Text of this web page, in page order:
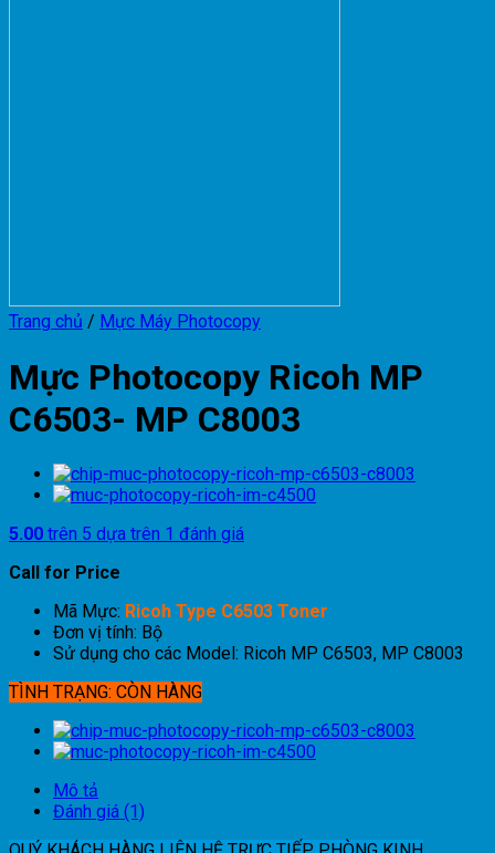
Trang chủ / Mực Máy Photocopy
Mực Photocopy Ricoh MP
C6503- MP C8003
5.00 trên 5 dựa trên 1 đánh giá
Call for Price
Mã Mực: Ricoh Type C6503 Toner
Đơn vị tính: Bộ
Sử dụng cho các Model: Ricoh MP C6503, MP C8003
TÌNH TRẠNG: CÒN HÀNG
Mô tả
Đánh giá (1)